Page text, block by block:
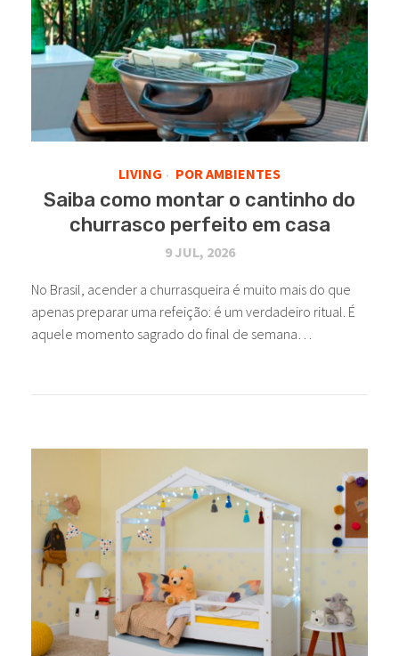
LIVING • POR AMBIENTES
Saiba como montar o cantinho do
churrasco perfeito em casa
9 JUL, 2026
No Brasil, acender a churrasqueira é muito mais do que
apenas preparar uma refeição: é um verdadeiro ritual. É
aquele momento sagrado do final de semana…